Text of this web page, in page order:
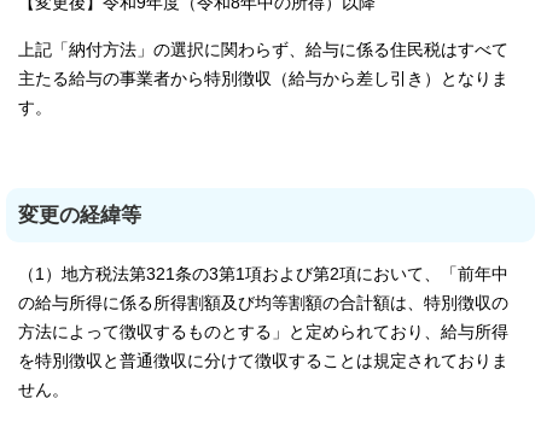
上記「納付方法」の選択に関わらず、給与に係る住民税はすべて
主たる給与の事業者から特別徴収（給与から差し引き）となりま
す。
変更の経緯等
（1）地方税法第321条の3第1項および第2項において、「前年中
の給与所得に係る所得割額及び均等割額の合計額は、特別徴収の
方法によって徴収するものとする」と定められており、給与所得
を特別徴収と普通徴収に分けて徴収することは規定されておりま
せん。